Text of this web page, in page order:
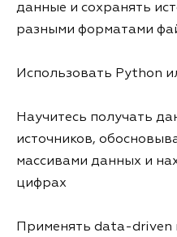
данные и сохранять
разными форматами
Использовать Python
Научитесь получать
источников,
массивами данных и
цифрах
Применять data-driven